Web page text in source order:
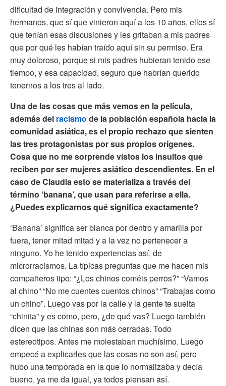
dificultad de integración y convivencia. Pero mis
hermanos, que sí que vinieron aquí a los 10 años, ellos sí
que tenían esas discusiones y les gritaban a mis padres
que por qué les habían traído aquí sin su permiso. Era
muy doloroso, porque si mis padres hubieran tenido ese
tiempo, y esa capacidad, seguro que habrían querido
tenernos a los tres al lado.
Una de las cosas que más vemos en la película,
además del racismo de la población española hacia la
comunidad asiática, es el propio rechazo que sienten
las tres protagonistas por sus propios orígenes.
Cosa que no me sorprende vistos los insultos que
reciben por ser mujeres asiático descendientes. En el
caso de Claudia esto se materializa a través del
término ‘banana’, que usan para referirse a ella.
¿Puedes explicarnos qué significa exactamente?
‘Banana’ significa ser blanca por dentro y amarilla por
fuera, tener mitad mitad y a la vez no pertenecer a
ninguno. Yo he tenido experiencias así, de
microrracismos. La típicas preguntas que me hacen mis
compañeros tipo: “¿Los chinos coméis perros?” “Vamos
al chino” “No me cuentes cuentos chinos” “Trabajas como
un chino”. Luego vas por la calle y la gente te suelta
“chinita” y es como, pero, ¿de qué vas? Luego también
dicen que las chinas son más cerradas. Todo
estereotipos. Antes me molestaban muchísimo. Luego
empecé a explicarles que las cosas no son así, pero
hubo una temporada en la que lo normalizaba y decía
bueno, ya me da igual, ya todos piensan así.